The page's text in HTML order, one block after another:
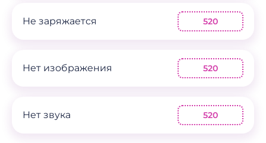
Не заряжается 520
Нет изображения 520
Нет звука 520